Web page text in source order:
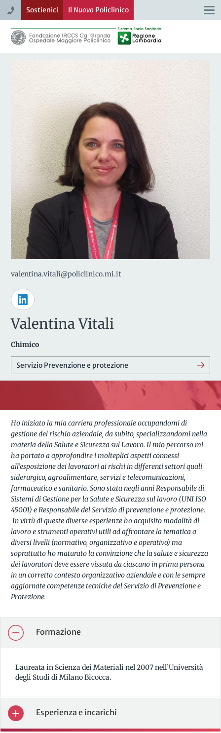
Sostienici Il NuovoPoliclinico
valentina.vitali@policlinico.mi.it
Valentina Vitali
Chimico
Servizio Prevenzione e protezione
Ho iniziato la mia carriera professionale occupandomi di
gestione del rischio aziendale, da subito, specializzandomi nella
materia della Salute e Sicurezza sul Lavoro. Il mio percorso mi
ha portato a approfondire i molteplici aspetti connessi
all’esposizione dei lavoratori ai rischi in differenti settori quali
siderurgico, agroalimentare, servizi e telecomunicazioni,
farmaceutico e sanitario. Sono stata negli anni Responsabile di
Sistemi di Gestione per la Salute e Sicurezza sul lavoro (UNI ISO
45001) e Responsabile del Servizio di prevenzione e protezione.
In virtù di queste diverse esperienze ho acquisito modalità di
lavoro e strumenti operativi utili ad affrontare la tematica a
diversi livelli (normativo, organizzativo e operativo) ma
soprattutto ho maturato la convinzione che la salute e sicurezza
dei lavoratori deve essere vissuta da ciascuno in prima persona
in un corretto contesto organizzativo aziendale e con le sempre
aggiornate competenze tecniche del Servizio di Prevenzione e
Protezione.
Formazione
Laureata in Scienza dei Materiali nel 2007 nell’Università
degli Studi di Milano Bicocca.
Esperienza e incarichi